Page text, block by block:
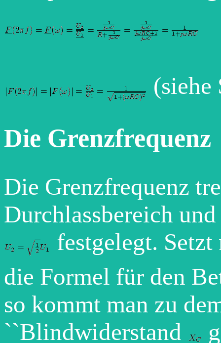
(siehe
Die Grenzfrequenz
Die Grenzfrequenz
Durchlassbereich
festgelegt.
die Formel für den
so kommt man zu
``Blindwiderstand